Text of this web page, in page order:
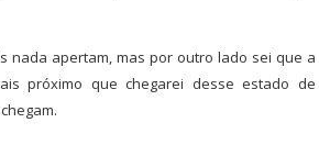
nada apertam, mas por outro lado sei que a
próximo que chegarei desse estado de